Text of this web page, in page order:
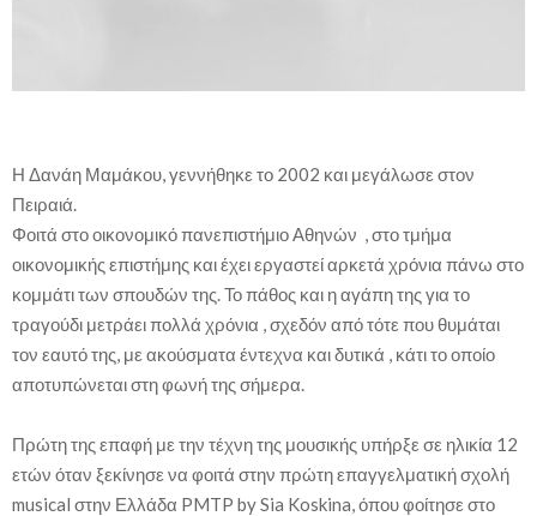
Η Δανάη Μαμάκου, γεννήθηκε το 2002 και μεγάλωσε στον
Πειραιά.
Φοιτά στο οικονομικό πανεπιστήμιο Αθηνών , στο τμήμα
οικονομικής επιστήμης και έχει εργαστεί αρκετά χρόνια πάνω στο
κομμάτι των σπουδών της. Το πάθος και η αγάπη της για το
τραγούδι μετράει πολλά χρόνια , σχεδόν από τότε που θυμάται
τον εαυτό της, με ακούσματα έντεχνα και δυτικά , κάτι το οποίο
αποτυπώνεται στη φωνή της σήμερα.
Πρώτη της επαφή με την τέχνη της μουσικής υπήρξε σε ηλικία 12
ετών όταν ξεκίνησε να φοιτά στην πρώτη επαγγελματική σχολή
musical στην Ελλάδα PMTP by Sia Koskina, όπου φοίτησε στο